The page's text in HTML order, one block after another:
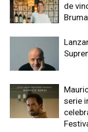
de
serie